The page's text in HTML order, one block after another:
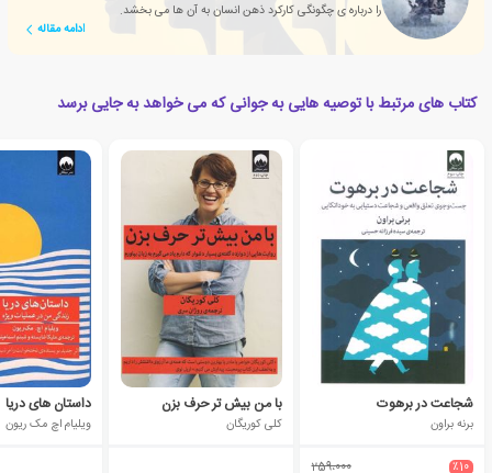
را درباره ی چگونگی کارکرد ذهن انسان به آن ها می بخشد.
ادامه مقاله
کتاب های مرتبط با توصیه هایی به جوانی که می خواهد به جایی برسد
شجاعت در برهوت
برنه براون
٪10 259،000
با من بیش تر حرف بزن
کلی کوریگان
داستان های دریا
ویلیام اچ مک ریون